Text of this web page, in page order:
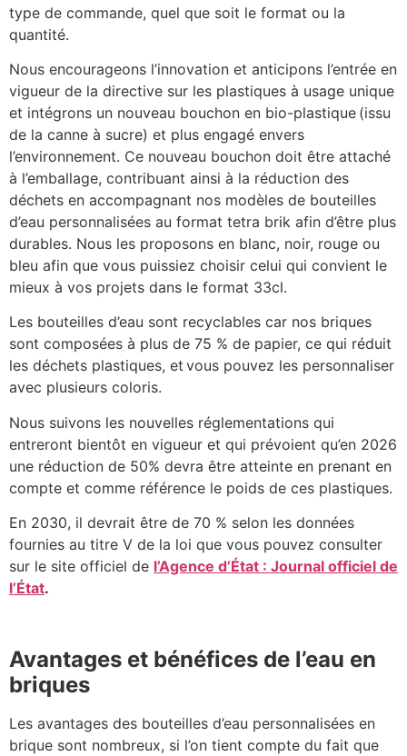
type de commande, quel que soit le format ou la
quantité.
Nous encourageons l’innovation et anticipons l’entrée en
vigueur de la directive sur les plastiques à usage unique
et intégrons un nouveau bouchon en bio-plastique (issu
de la canne à sucre) et plus engagé envers
l’environnement. Ce nouveau bouchon doit être attaché
à l’emballage, contribuant ainsi à la réduction des
déchets en accompagnant nos modèles de bouteilles
d’eau personnalisées au format tetra brik afin d’être plus
durables. Nous les proposons en blanc, noir, rouge ou
bleu afin que vous puissiez choisir celui qui convient le
mieux à vos projets dans le format 33cl.
Les bouteilles d’eau sont recyclables car nos briques
sont composées à plus de 75 % de papier, ce qui réduit
les déchets plastiques, et vous pouvez les personnaliser
avec plusieurs coloris.
Nous suivons les nouvelles réglementations qui
entreront bientôt en vigueur et qui prévoient qu’en 2026
une réduction de 50% devra être atteinte en prenant en
compte et comme référence le poids de ces plastiques.
En 2030, il devrait être de 70 % selon les données
fournies au titre V de la loi que vous pouvez consulter
sur le site officiel de l’Agence d’État : Journal officiel de
l’État.
Avantages et bénéfices de l’eau en
briques ​
Les avantages des bouteilles d’eau personnalisées en
brique sont nombreux, si l’on tient compte du fait que